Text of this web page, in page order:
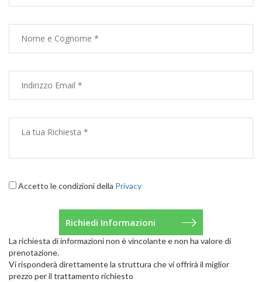
Accetto le condizioni della Privacy
La richiesta di informazioni non è vincolante e non ha valore di
prenotazione.
Vi risponderà direttamente la struttura che vi offrirà il miglior
prezzo per il trattamento richiesto